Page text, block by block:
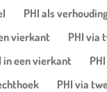
PHI als
vierkant
PHI via
in een vierkant
PHI via